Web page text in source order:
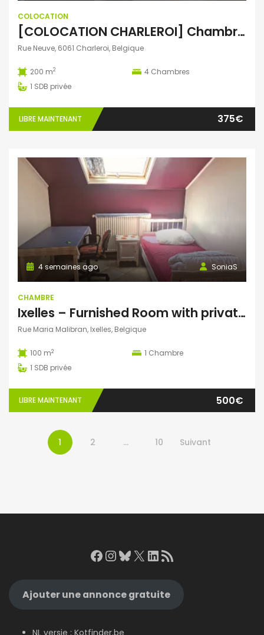
COLOCATION
[COLOCATION CHARLEROI] Chambres meublées dans une grande maison de 200 m² avec jardin
Rue Neuve, 6061 Charleroi, Belgique
200 m2 4 Chambres
1 SDB privée
LIBRE MAINTENANT 375€
SoniaS
4 semaines ago
CHAMBRE
Ixelles – Furnished Room with private shower
Rue Maria Malibran, Ixelles, Belgique
100 m2 1 Chambre
1 SDB privée
LIBRE MAINTENANT 500€
1 2 … 10 Suivant
Facebook
Instagram
Bluesky
X LinkedIn
RSS Feed
Ajouter une annonce gratuite